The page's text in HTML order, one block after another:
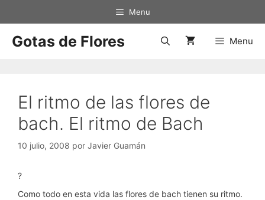
Menu
Gotas de Flores Menu
El ritmo de las flores de
bach. El ritmo de Bach
10 julio, 2008 por Javier Guamán
?
Como todo en esta vida las flores de bach tienen su ritmo.